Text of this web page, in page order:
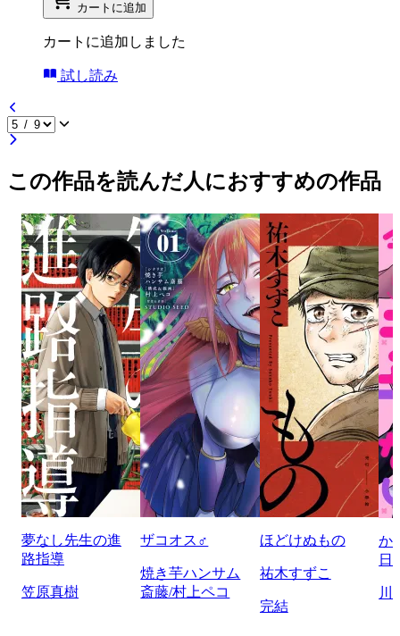
カートに追加
カートに追加しました
試し読み
この作品を読んだ人におすすめの作品
夢なし先生の進
路指導
笠原真樹
ザコオス♂
焼き芋ハンサム
斎藤/村上ペコ
ほどけぬもの
祐木すずこ
完結
か
日
川